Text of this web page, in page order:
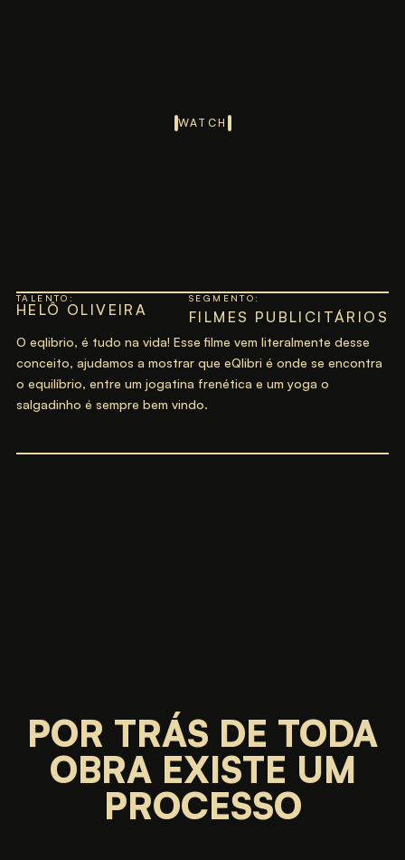
WATCH
TALENTO:
HELÔ OLIVEIRA
SEGMENTO:
FILMES PUBLICITÁRIOS
O eqlibrio, é tudo na vida! Esse filme vem literalmente desse
conceito, ajudamos a mostrar que eQlibri é onde se encontra
o equilíbrio, entre um jogatina frenética e um yoga o
salgadinho é sempre bem vindo.
POR TRÁS DE TODA
OBRA EXISTE UM
PROCESSO